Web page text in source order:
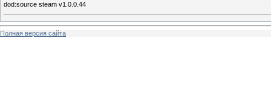
dod:source steam v1.0.0.44
Полная версия сайта